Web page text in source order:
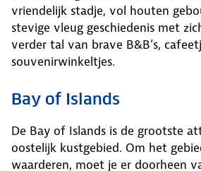
vriendelijk stadje, vol houten
stevige vleug geschiedenis met
verder tal van brave B&B’s,
souvenirwinkeltjes.
Bay of Islands
De Bay of Islands is de grootste
oostelijk kustgebied. Om het
waarderen, moet je er doorheen